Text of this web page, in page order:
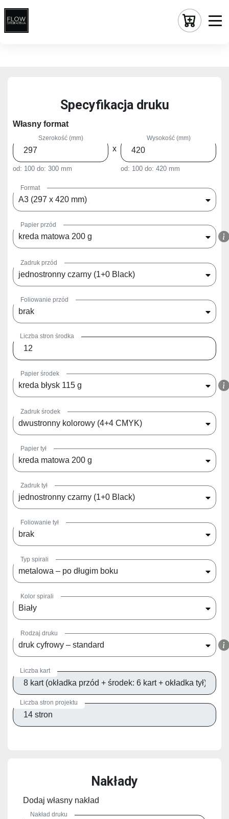
Specyfikacja druku
Własny format
Szerokość (mm)
od: 100 do: 300 mm
x
Wysokość (mm)
od: 100 do: 420 mm
Format
A3 (297 x 420 mm)
Papier przód
kreda matowa 200 g
Zadruk przód
jednostronny czarny (1+0 Black)
Foliowanie przód
brak
Liczba stron środka
Papier środek
kreda błysk 115 g
Zadruk środek
dwustronny kolorowy (4+4 CMYK)
Papier tył
kreda matowa 200 g
Zadruk tył
jednostronny czarny (1+0 Black)
Foliowanie tył
brak
Typ spirali
metalowa – po długim boku
Kolor spirali
Biały
Rodzaj druku
druk cyfrowy – standard
Liczba kart
Liczba stron projektu
Nakłady
Dodaj własny nakład
Nakład druku